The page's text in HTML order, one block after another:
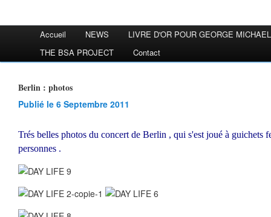
Accueil NEWS
LIVRE D'OR POUR GEORGE MICHAEL
THE BSA PROJECT
Contact
Berlin : photos
Publié le 6 Septembre 2011
Trés belles photos du concert de Berlin , qui s'est joué à guichets
personnes .